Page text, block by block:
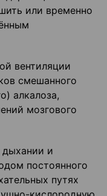
или временно
вентиляции
смешанного
алкалоза,
мозгового
дыхании и
постоянного
путях